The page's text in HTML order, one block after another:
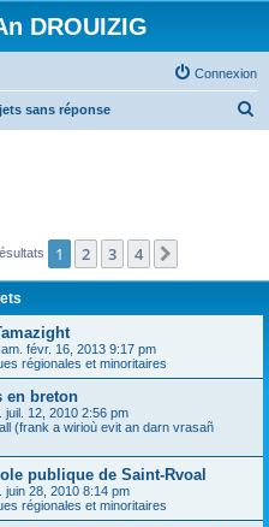
DROUIZIG
Connexion
sans réponse
c
1 2 3 4
févr. 16, 2013 9:17 pm
régionales et minoritaires
en breton
juil. 12, 2010 2:56 pm
(frank a wirioù evit an darn vrasañ
publique de Saint-Rvoal
juin 28, 2010 8:14 pm
régionales et minoritaires